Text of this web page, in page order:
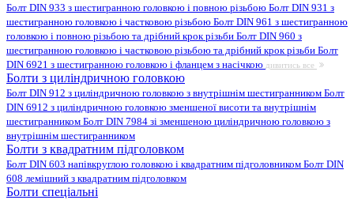
Болт DIN 933 з шестигранною головкою і повною різьбою Болт DIN 931 з
шестигранною головкою і частковою різьбою Болт DIN 961 з шестигранною
головкою і повною різьбою та дрібний крок різьби Болт DIN 960 з
шестигранною головкою і частковою різьбою та дрібний крок різьби Болт
DIN 6921 з шестигранною головкою і фланцем з насічкою дивитись все
Болти з циліндричною головкою
Болт DIN 912 з циліндричною головкою з внутрішнім шестигранником Болт
DIN 6912 з циліндричною головкою зменшеної висоти та внутрішнім
шестигранником Болт DIN 7984 зі зменшеною циліндричною головкою з
внутрішнім шестигранником
Болти з квадратним підголовком
Болт DIN 603 напівкруглою головкою і квадратним підголовником Болт DIN
608 лемішний з квадратним підголовком
Болти спеціальні